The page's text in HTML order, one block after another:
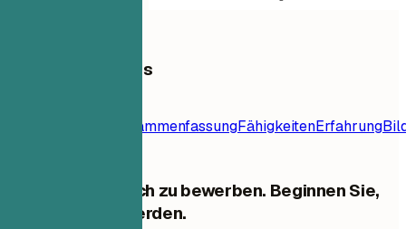
Inhaltsverzeichnis
ZusammenfassungFähigkeitenErfahrung
Hören Sie auf, sich zu bewerben. Beginnen Sie,
eingestellt zu werden.